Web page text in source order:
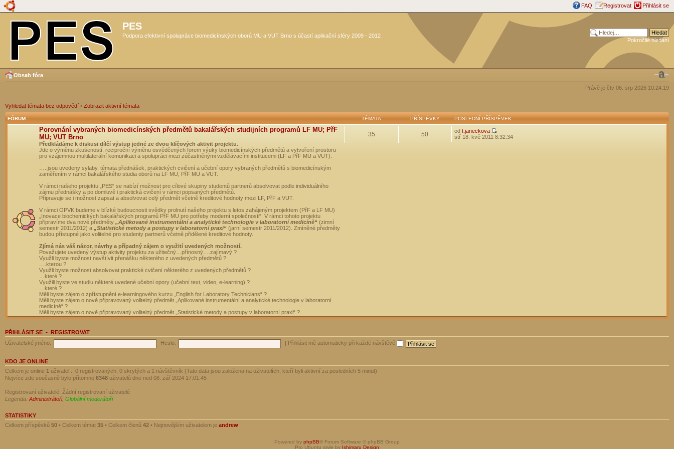
FAQ Registrovat Přihlásit se
PES
Podpora efektivní spolupráce biomedicínských oborů MU a VUT Brno s účastí aplikační sféry 2009 - 2012
Pokročilé hledání
Obsah fóra
Právě je čtv 06. srp 2026 10:24:19
Vyhledat témata bez odpovědí • Zobrazit aktivní témata
FÓRUM TÉMATA PŘÍSPĚVKY POSLEDNÍ PŘÍSPĚVEK
Porovnání vybraných biomedicínských předmětů bakalářských studijních programů LF MU; PřF
MU; VUT Brno
Předkládáme k diskusi dílčí výstup jedné ze dvou klíčových aktivit projektu.
Jde o výměnu zkušeností, reciproční výměnu osvědčených forem výuky biomedicínských předmětů a vytvoření prostoru
pro vzájemnou multilaterální komunikaci a spolupráci mezi zúčastněnými vzdělávacími institucemi (LF a PřF MU a VUT).
…..jsou uvedeny sylaby, témata přednášek, praktických cvičení a učební opory vybraných předmětů s biomedicínským
zaměřením v rámci bakalářského studia oborů na LF MU, PřF MU a VUT.
V rámci našeho projektu „PES“ se nabízí možnost pro cílové skupiny studentů partnerů absolvovat podle individuálního
zájmu přednášky a po domluvě i praktická cvičení v rámci popsaných předmětů.
Připravuje se i možnost zapsat a absolvovat celý předmět včetně kreditové hodnoty mezi LF, PřF a VUT.
V rámci OPVK budeme v blízké budoucnosti svědky prolnutí našeho projektu s letos zahájeným projektem (PřF a LF MU)
„Inovace biochemických bakalářských programů PřF MU pro potřeby moderní společnosti“. V rámci tohoto projektu
připravíme dva nové předměty „Aplikované instrumentální a analytické technologie v laboratorní medicíně“ (zimní
semestr 2011/2012) a „Statistické metody a postupy v laboratorní praxi“ (jarní semestr 2011/2012). Zmíněné předměty
budou přístupné jako volitelné pro studenty partnerů včetně přidělené kreditové hodnoty.
Zjímá nás váš názor, návrhy a případný zájem o využití uvedených možností.
Považujete uvedený výstup aktivity projektu za užitečný…přínosný….zajímavý ?
Využli byste možnost navštívit přenášku některého z uvedených předmětů ?
….kterou ?
Využli byste možnost absolvovat praktické cvičení některého z uvedených předmětů ?
…které ?
Využili byste ve studiu některé uvedené učební opory (učební text, video, e-learning) ?
…které ?
Měli byste zájem o zpřístupnění e-learningového kurzu „English for Laboratory Technicians“ ?
Měli byste zájem o nově připravovaný volitelný předmět „Aplikované instrumentální a analytické technologie v laboratorní
medicíně“ ?
Měli byste zájem o nově připravovaný volitelný předmět „Statistické metody a postupy v laboratorní praxi“ ?
35 50 od t.janeckova
stř 18. kvě 2011 8:32:34
PŘIHLÁSIT SE • REGISTROVAT
Uživatelské jméno:
Heslo: Přihlásit mě automaticky při každé návštěvě
KDO JE ONLINE
Celkem je online 1 uživatel :: 0 registrovaných, 0 skrytých a 1 návštěvník (Tato data jsou založena na uživatelích, kteří byli aktivní za posledních 5 minut)
Nejvíce zde současně bylo přítomno 6348 uživatelů dne ned 08. zář 2024 17:01:45
Registrovaní uživatelé: Žádní registrovaní uživatelé
Legenda: Administrátoři, Globální moderátoři
STATISTIKY
Celkem příspěvků 50 • Celkem témat 35 • Celkem členů 42 • Nejnovějším uživatelem je andrew
Powered by phpBB® Forum Software © phpBB Group
Pro Ubuntu style by Ishimaru Design